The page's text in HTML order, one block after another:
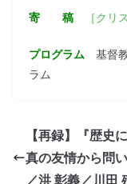
寄 稿 ［ク
プログラム 基督
ラム
【再録】『歴
真の友情から問
／洪 彰義／川田